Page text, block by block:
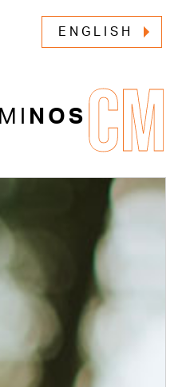
ENGLISH
MI NOS CM